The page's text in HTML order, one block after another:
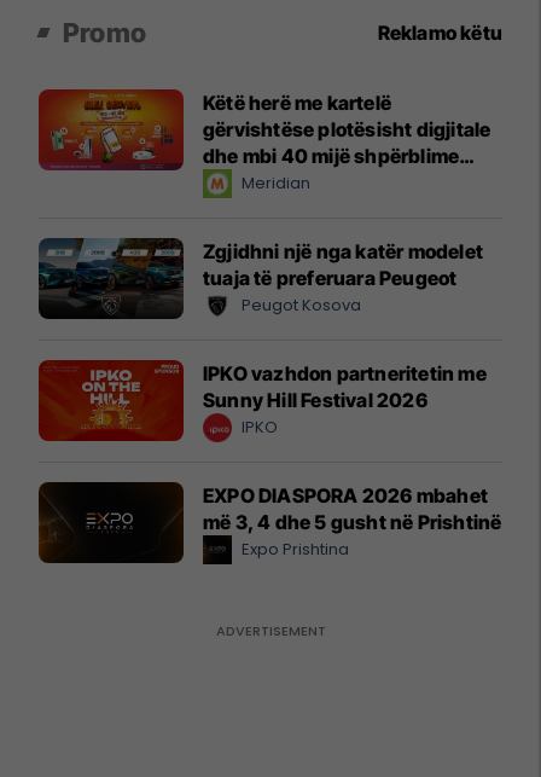
Promo Reklamo këtu
Këtë herë me kartelë
gërvishtëse plotësisht digjitale
dhe mbi 40 mijë shpërblime
instant!Meridian
Zgjidhni një nga katër modelet
tuaja të preferuara Peugeot
Peugot Kosova
IPKO vazhdon partneritetin me
Sunny Hill Festival 2026
IPKO
EXPO DIASPORA 2026 mbahet
më 3, 4 dhe 5 gusht në Prishtinë
Expo Prishtina